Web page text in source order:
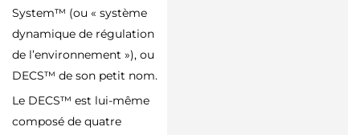
System™ (ou « système
dynamique de régulation
de l’environnement »), ou
DECS™ de son petit nom.
Le DECS™ est lui-même
composé de quatre